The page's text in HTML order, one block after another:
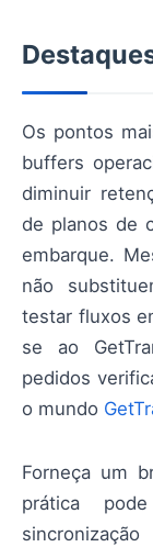
Os pontos
buffers
diminuir
de planos de
embarque.
não
testar fluxos
se ao
pedidos
o mundo
Forneça um
prática